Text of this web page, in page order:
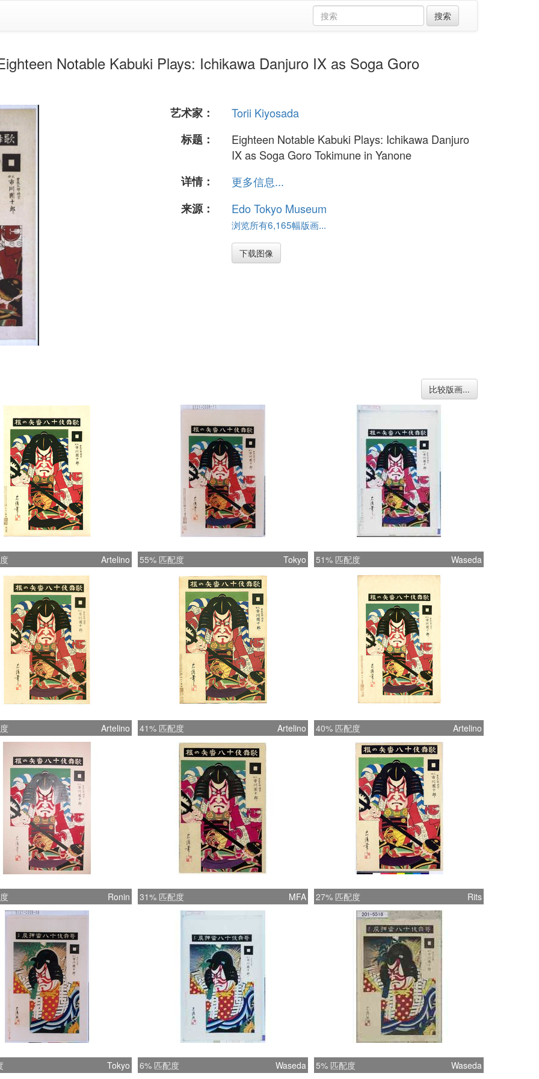
Notable Kabuki Plays: Ichikawa Danjuro IX as Soga Goro
艺术家：
Torii Kiyosada
标题：
Eighteen Notable Kabuki Plays: Ichikawa Danjuro
IX as Soga Goro Tokimune in Yanone
详情：
更多信息...
来源：
Edo Tokyo Museum
浏览所有6,165幅版画...
下载图像
比较版画...
Artelino 55% 匹配度 Tokyo 51% 匹配度 Waseda
Artelino 41% 匹配度 Artelino 40% 匹配度 Artelino
Ronin 31% 匹配度 MFA 27% 匹配度 Rits
Tokyo 6% 匹配度 Waseda 5% 匹配度 Waseda